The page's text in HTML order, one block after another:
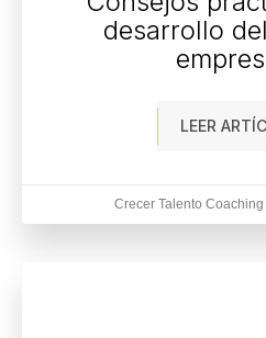
desarrollo
LEER
Crecer Talento Coaching